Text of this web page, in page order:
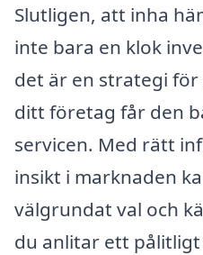
Slutligen, att inha
inte bara en klok
det är en strategi
ditt företag får den
servicen. Med rätt
insikt i marknaden
välgrundat val och
du anlitar ett